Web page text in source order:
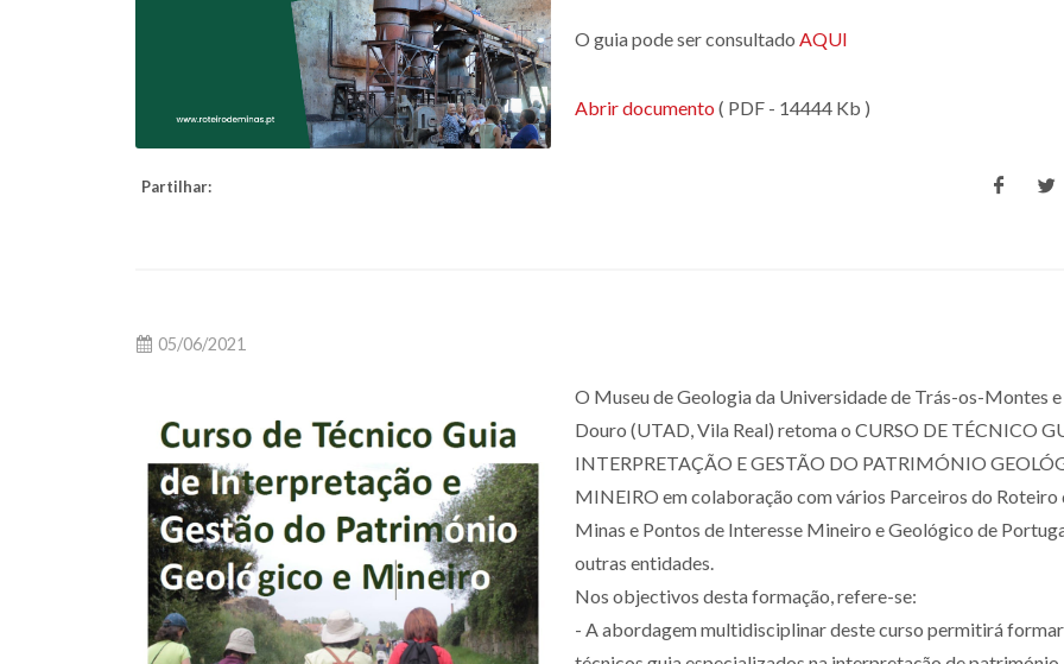
O guia pode ser consultado AQUI
Abrir documento ( PDF - 14444 Kb )
Partilhar:
05/06/2021
O Museu de Geologia da Universidade de Trás-os-Montes
Douro (UTAD, Vila Real) retoma o CURSO DE TÉCNICO
INTERPRETAÇÃO E GESTÃO DO PATRIMÓNIO
MINEIRO em colaboração com vários Parceiros do Roteiro
Minas e Pontos de Interesse Mineiro e Geológico de
outras entidades.
Nos objectivos desta formação, refere-se:
- A abordagem multidisciplinar deste curso permitirá formar